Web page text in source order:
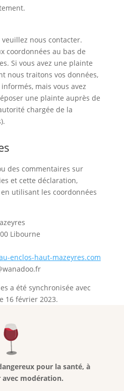
nous contacter.
coordonnées au bas de
Si vous avez une plainte
nous traitons vos données,
mais vous avez
une plainte auprès de
chargée de la
des commentaires sur
et cette déclaration,
utilisant les coordonnées
Libourne
enclos-haut-mazeyres.com
wanadoo.fr
a été synchronisée avec
16 février 2023.
pour la santé, à
modération.